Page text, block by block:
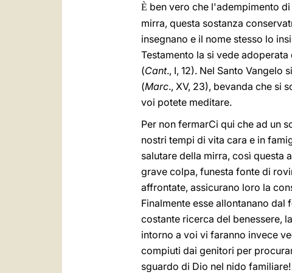
È ben vero che l'adempimento
mirra, questa sostanza
insegnano e il nome stesso lo
Testamento la si vede
(Cant., I, 12). Nel Santo
(Marc., XV, 23), bevanda che si
voi potete meditare.
Per non fermarCi qui che ad un
nostri tempi di vita cara e in
salutare della mirra, così questa
grave colpa, funesta fonte di
affrontate, assicurano loro la
Finalmente esse allontanano
costante ricerca del benessere,
intorno a voi vi faranno invece
compiuti dai genitori per
sguardo di Dio nel nido familiare!